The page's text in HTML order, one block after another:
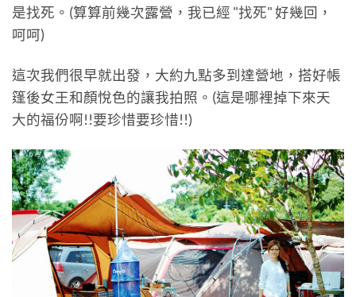
是找死。(算算前幾次露營，我已經 "找死" 好幾回，
呵呵)
這次我們很早就出發，大約九點多到達營地，搭好帳
篷後女王和顏悅色的讓我拍照。(這是哪裡掉下來天
大的福份啊!!要珍惜要珍惜!!)